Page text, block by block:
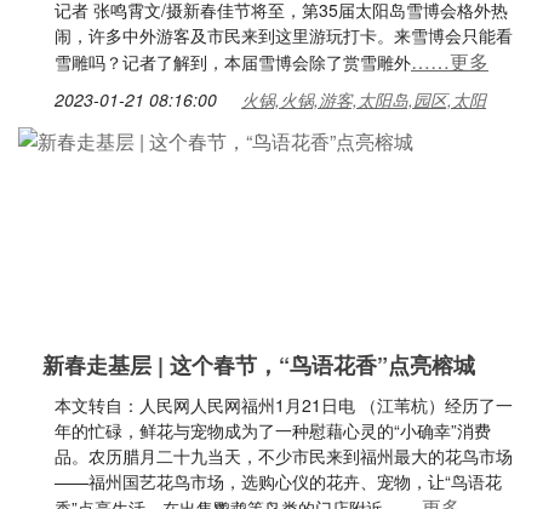
记者 张鸣霄文/摄新春佳节将至，第35届太阳岛雪博会格外热
闹，许多中外游客及市民来到这里游玩打卡。来雪博会只能看
雪雕吗？记者了解到，本届雪博会除了赏雪雕外……更多
2023-01-21 08:16:00 火锅,火锅,游客,太阳岛,园区,太阳
新春走基层 | 这个春节，“鸟语花香”点亮榕城
本文转自：人民网人民网福州1月21日电 （江苇杭）经历了一
年的忙碌，鲜花与宠物成为了一种慰藉心灵的“小确幸”消费
品。农历腊月二十九当天，不少市民来到福州最大的花鸟市场
——福州国艺花鸟市场，选购心仪的花卉、宠物，让“鸟语花